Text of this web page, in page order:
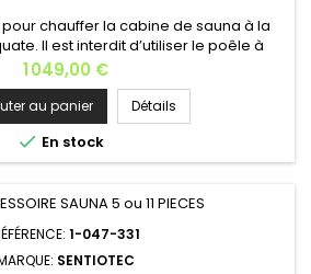
chauffer la cabine de sauna à la
Il est interdit d’utiliser le poêle à
puissance du poêle est adaptée à la
sauna correctement isolé atteint la
en une heure environ.Les pierres du
à bonne température en
temps que le...
Prix
1 049,00 €
au panier Détails
 En stock
1-047-331
SENTIOTEC